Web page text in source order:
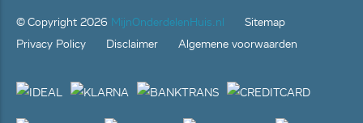
© Copyright 2026 MijnOnderdelenHuis.nl
Sitemap
Privacy Policy
Disclaimer Algemene voorwaarden